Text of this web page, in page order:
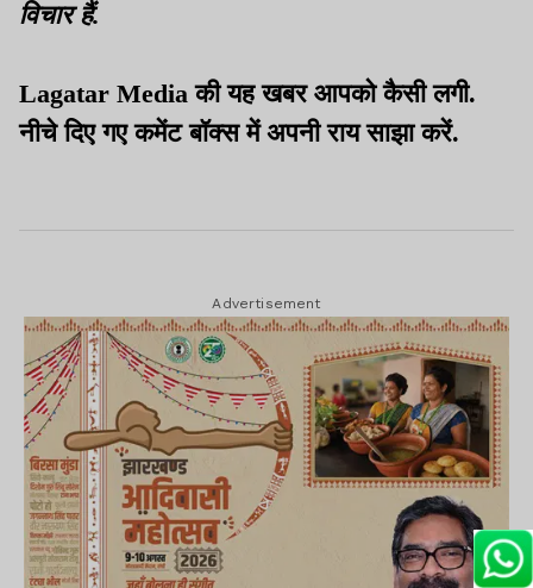
विचार हैं.
Lagatar Media की यह खबर आपको कैसी लगी.
नीचे दिए गए कमेंट बॉक्स में अपनी राय साझा करें.
Advertisement